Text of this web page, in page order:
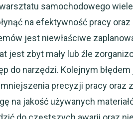
samochodowego wiele
na efektywność pracy
jest niewłaściwe
jest zbyt mały lub źle
do narzędzi. Kolejnym
precyzji pracy oraz
na jakość używanych